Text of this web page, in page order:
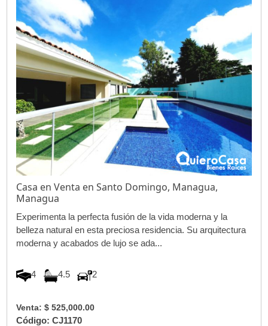
Casa en Venta en Santo Domingo, Managua,
Managua
Experimenta la perfecta fusión de la vida moderna y la
belleza natural en esta preciosa residencia. Su arquitectura
moderna y acabados de lujo se ada...
4 4.5 2
Venta: $ 525,000.00
Código: CJ1170